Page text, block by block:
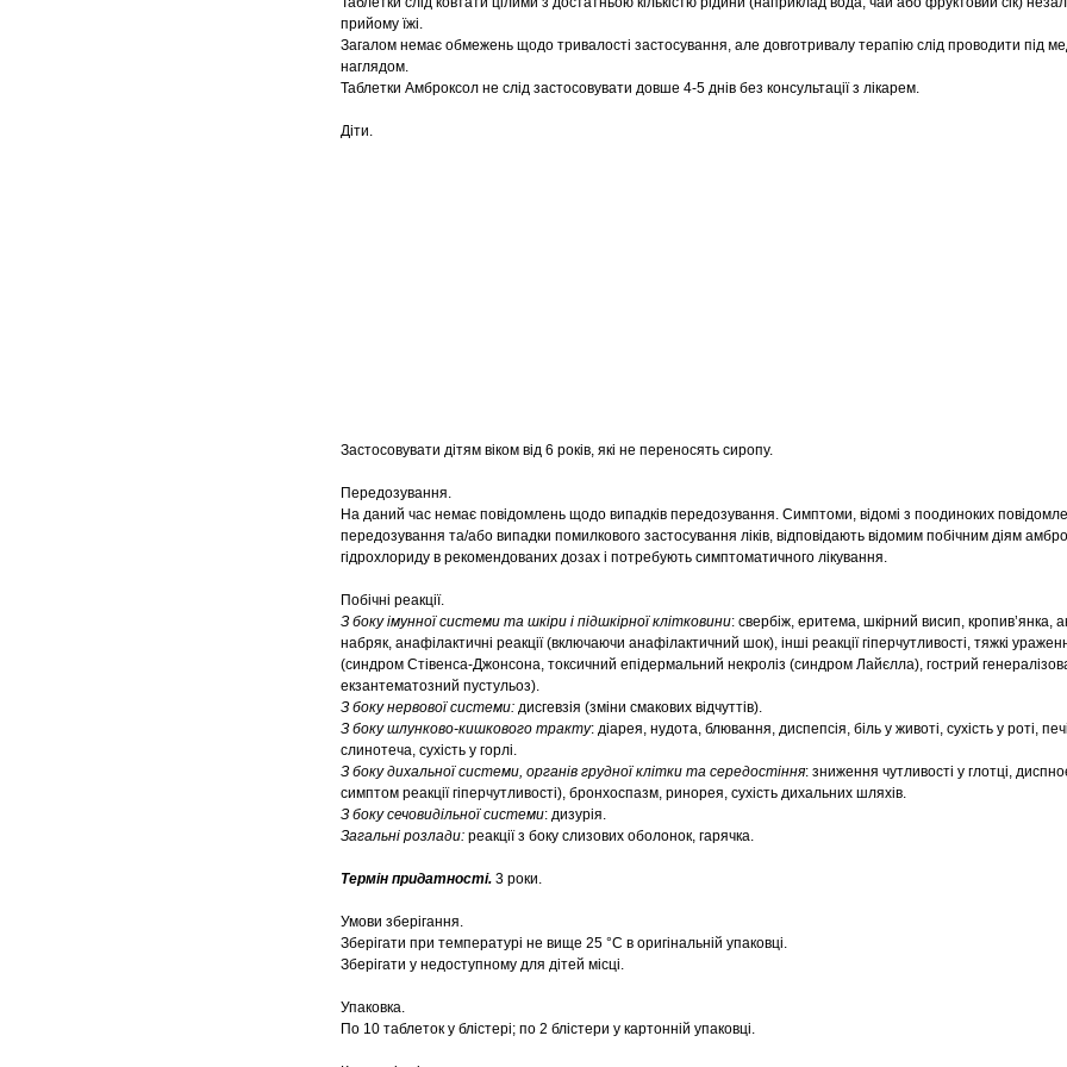
прийому їжі.
Загалом немає обмежень щодо тривалості застосування, але довготривалу терапію слід проводити під
наглядом.
Таблетки Амброксол не слід застосовувати довше 4-5 днів без консультації з лікарем.
Діти.
Застосовувати дітям віком від 6 років, які не переносять сиропу.
Передозування.
На даний час немає повідомлень щодо випадків передозування. Симптоми, відомі з поодиноких
передозування та/або випадки помилкового застосування ліків, відповідають відомим побічним діям
гідрохлориду в рекомендованих дозах і потребують симптоматичного лікування.
Побічні реакції.
З боку імунної системи та шкіри і підшкірної клітковини: свербіж, еритема, шкірний висип, кропив’янка,
набряк, анафілактичні реакції (включаючи анафілактичний шок), інші реакції гіперчутливості, тяжкі
(синдром Стівенса-Джонсона, токсичний епідермальний некроліз (синдром Лайєлла), гострий
екзантематозний пустульоз).
З боку нервової системи: дисгевзія (зміни смакових відчуттів).
З боку шлунково-кишкового тракту: діарея, нудота, блювання, диспепсія, біль у животі, сухість у роті,
слинотеча, сухість у горлі.
З боку дихальної системи, органів грудної клітки та середостіння: зниження чутливості у глотці,
симптом реакції гіперчутливості), бронхоспазм, ринорея, сухість дихальних шляхів.
З боку сечовидільної системи: дизурія.
Загальні розлади: реакції з боку слизових оболонок, гарячка.
Термін придатності. 3 роки.
Умови зберігання.
Зберігати при температурі не вище 25 °С в оригінальній упаковці.
Зберігати у недоступному для дітей місці.
Упаковка.
По 10 таблеток у блістері; по 2 блістери у картонній упаковці.